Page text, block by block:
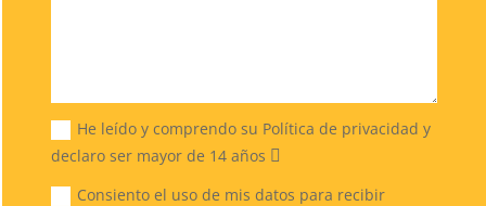
He leído y comprendo su Política de privacidad y
declaro ser mayor de 14 años
Consiento el uso de mis datos para recibir